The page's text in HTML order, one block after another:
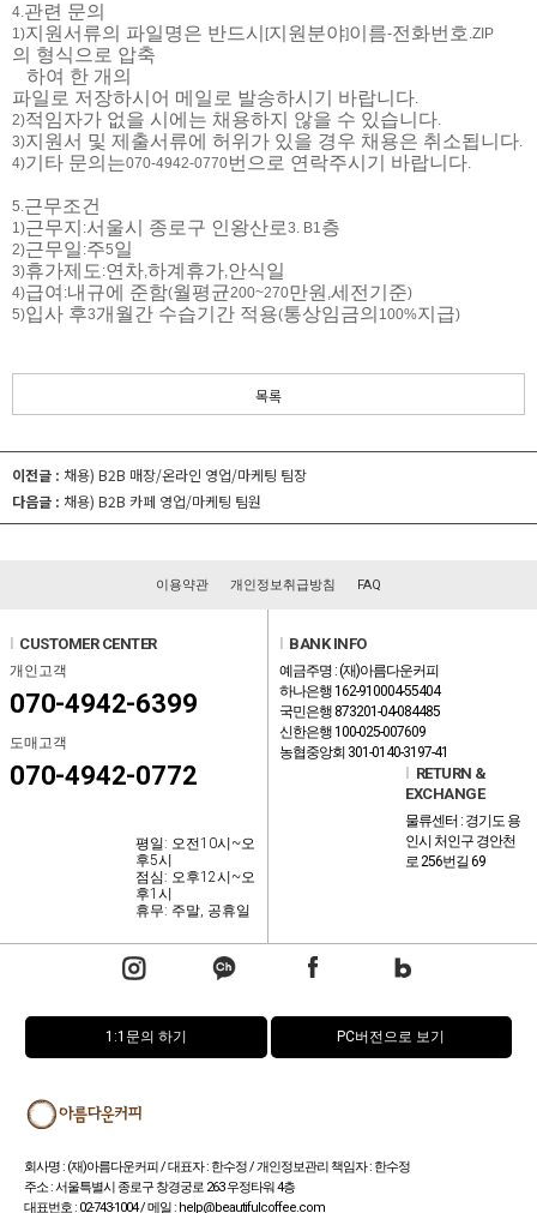
4.관련 문의
1)지원서류의 파일명은 반드시 [지원분야]이름-전화번호 .ZIP
의 형식으로 압축
하여 한 개의
파일로 저장하시어 메일로 발송하시기 바랍니다.
2)적임자가 없을 시에는 채용하지 않을 수 있습니다.
3)지원서 및 제출서류에 허위가 있을 경우 채용은 취소됩니다.
4)기타 문의는070-4942-0770번으로 연락주시기 바랍니다.
5.근무조건
1)근무지 :서울시 종로구 인왕산로3. B1층
2)근무일 :주5일
3)휴가제도 :연차,하계휴가,안식일
4)급여 :내규에 준함(월평균200~270만원 ,세전기준)
5)입사 후3개월간 수습기간 적용(통상임금의 100%지급)
목록
이전글 : 채용) B2B 매장/온라인 영업/마케팅 팀장
다음글 : 채용) B2B 카페 영업/마케팅 팀원
이용약관 개인정보취급방침 FAQ
CUSTOMER CENTER
개인고객
070-4942-6399
도매고객
070-4942-0772
평일: 오전10시~오
후5시
점심: 오후12시~오
후1시
휴무: 주말, 공휴일
BANK INFO
예금주명 : (재)아름다운커피
하나은행 162-910004-55404
국민은행 873201-04-084485
신한은행 100-025-007609
농협중앙회 301-0140-3197-41
RETURN &
EXCHANGE
물류센터 : 경기도 용
인시 처인구 경안천
로 256번길 69
1:1문의 하기 PC버전으로 보기
회사명 : (재)아름다운커피 / 대표자 : 한수정 / 개인정보관리 책임자 : 한수정
주소 : 서울특별시 종로구 창경궁로 263 우정타워 4층
대표번호 : 02-743-1004 / 메일 : help@beautifulcoffee.com